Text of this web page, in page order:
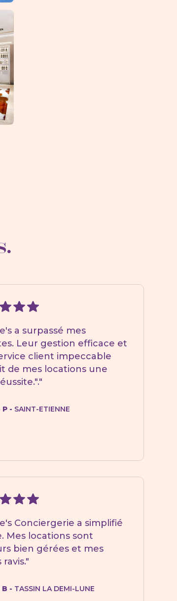
a surpassé mes
Leur gestion efficace et
client impeccable
de mes locations une
- SAINT-ETIENNE
Conciergerie a simplifié
Mes locations sont
bien gérées et mes
- TASSIN LA DEMI-LUNE